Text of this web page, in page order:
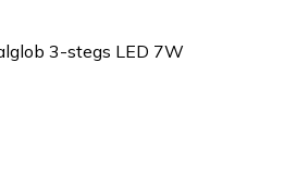
3-stegs LED 7W